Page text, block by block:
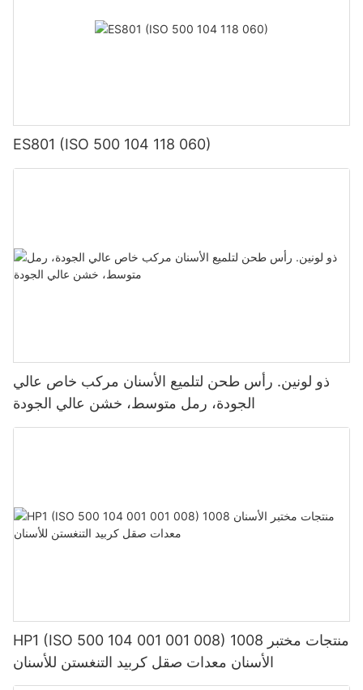
الرائعة في الأسواق الوطنية والعالمية.
ES801 (ISO 500 104 118 060)
ذو لونين. رأس طحن لتلميع الأسنان مركب خاص عالي
الجودة، رمل متوسط، خشن عالي الجودة
HP1 (ISO 500 104 001 001 008) 1008 منتجات مختبر
الأسنان معدات صقل كربيد التنغستن للأسنان